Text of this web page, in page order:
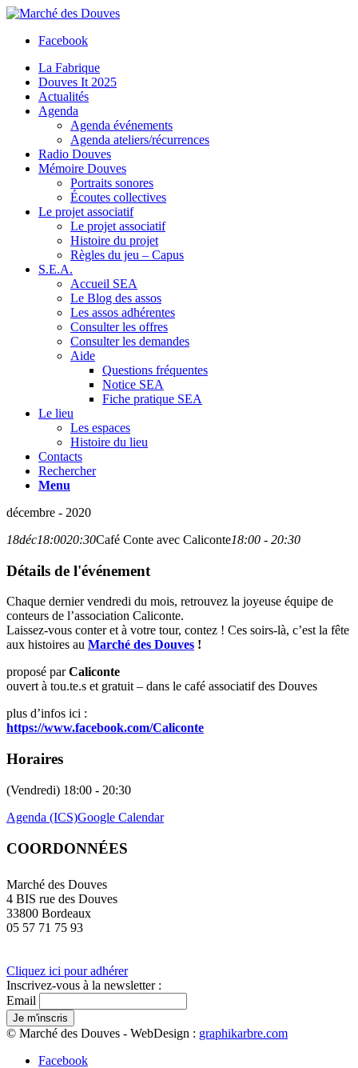
Facebook
La Fabrique
Douves It 2025
Actualités
Agenda
Agenda événements
Agenda ateliers/récurrences
Radio Douves
Mémoire Douves
Portraits sonores
Écoutes collectives
Le projet associatif
Le projet associatif
Histoire du projet
Règles du jeu – Capus
S.E.A.
Accueil SEA
Le Blog des assos
Les assos adhérentes
Consulter les offres
Consulter les demandes
Aide
Questions fréquentes
Notice SEA
Fiche pratique SEA
Le lieu
Les espaces
Histoire du lieu
Contacts
Rechercher
Menu
décembre - 2020
18déc18:0020:30Café Conte avec Caliconte18:00 - 20:30
Détails de l'événement
Chaque dernier vendredi du mois, retrouvez la joyeuse équipe de
conteurs de l’association Caliconte.
Laissez-vous conter et à votre tour, contez ! Ces soirs-là, c’est la fête
aux histoires au Marché des Douves !
proposé parCaliconte
ouvert à tou.te.s et gratuit – dans le café associatif des Douves
plus d’infos ici :
https://www.facebook.com/Caliconte
Horaires
(Vendredi) 18:00 - 20:30
Agenda (ICS)Google Calendar
COORDONNÉES
Marché des Douves
4 BIS rue des Douves
33800 Bordeaux
05 57 71 75 93
Cliquez ici pour adhérer
Inscrivez-vous à la newsletter :
Email
© Marché des Douves - WebDesign : graphikarbre.com
Facebook